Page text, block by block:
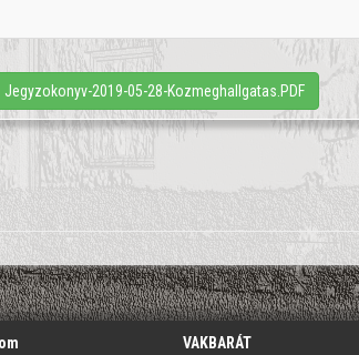
Jegyzokonyv-2019-05-28-Kozmeghallgatas.PDF
VAKBARÁT